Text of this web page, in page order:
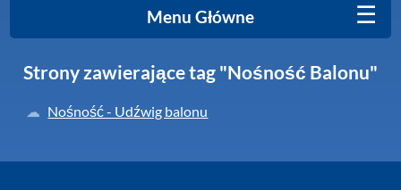
Menu Główne ☰
Strony zawierające tag "Nośność Balonu"
Nośność - Udźwig balonu